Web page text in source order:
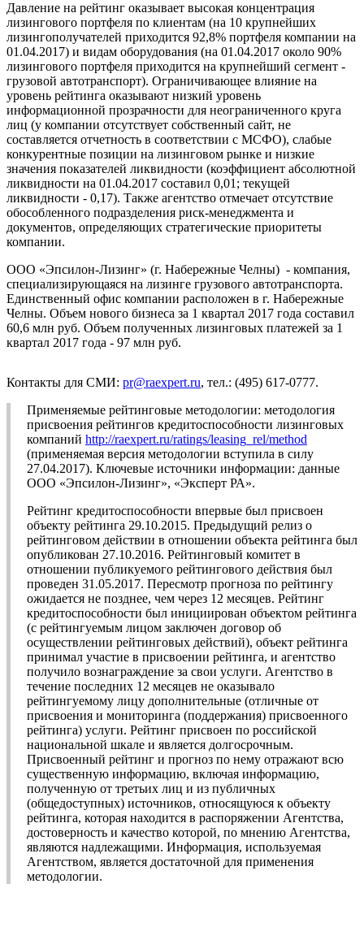
Давление на рейтинг оказывает высокая концентрация
лизингового портфеля по клиентам (на 10 крупнейших
лизингополучателей приходится 92,8% портфеля компании на
01.04.2017) и видам оборудования (на 01.04.2017 около 90%
лизингового портфеля приходится на крупнейший сегмент -
грузовой автотранспорт). Ограничивающее влияние на
уровень рейтинга оказывают низкий уровень
информационной прозрачности для неограниченного круга
лиц (у компании отсутствует собственный сайт, не
составляется отчетность в соответствии с МСФО), слабые
конкурентные позиции на лизинговом рынке и низкие
значения показателей ликвидности (коэффициент абсолютной
ликвидности на 01.04.2017 составил 0,01; текущей
ликвидности - 0,17). Также агентство отмечает отсутствие
обособленного подразделения риск-менеджмента и
документов, определяющих стратегические приоритеты
компании.
ООО «Эпсилон-Лизинг» (г. Набережные Челны) - компания,
специализирующаяся на лизинге грузового автотранспорта.
Единственный офис компании расположен в г. Набережные
Челны. Объем нового бизнеса за 1 квартал 2017 года составил
60,6 млн руб. Объем полученных лизинговых платежей за 1
квартал 2017 года - 97 млн руб.
Контакты для СМИ: pr@raexpert.ru, тел.: (495) 617-0777.
Применяемые рейтинговые методологии: методология
присвоения рейтингов кредитоспособности лизинговых
компаний http://raexpert.ru/ratings/leasing_rel/method
(применяемая версия методологии вступила в силу
27.04.2017). Ключевые источники информации: данные
ООО «Эпсилон-Лизинг», «Эксперт РА».
Рейтинг кредитоспособности впервые был присвоен
объекту рейтинга 29.10.2015. Предыдущий релиз о
рейтинговом действии в отношении объекта рейтинга был
опубликован 27.10.2016. Рейтинговый комитет в
отношении публикуемого рейтингового действия был
проведен 31.05.2017. Пересмотр прогноза по рейтингу
ожидается не позднее, чем через 12 месяцев. Рейтинг
кредитоспособности был инициирован объектом рейтинга
(с рейтингуемым лицом заключен договор об
осуществлении рейтинговых действий), объект рейтинга
принимал участие в присвоении рейтинга, и агентство
получило вознаграждение за свои услуги. Агентство в
течение последних 12 месяцев не оказывало
рейтингуемому лицу дополнительные (отличные от
присвоения и мониторинга (поддержания) присвоенного
рейтинга) услуги. Рейтинг присвоен по российской
национальной шкале и является долгосрочным.
Присвоенный рейтинг и прогноз по нему отражают всю
существенную информацию, включая информацию,
полученную от третьих лиц и из публичных
(общедоступных) источников, относящуюся к объекту
рейтинга, которая находится в распоряжении Агентства,
достоверность и качество которой, по мнению Агентства,
являются надлежащими. Информация, используемая
Агентством, является достаточной для применения
методологии.